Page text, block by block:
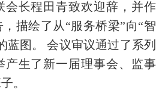
会长程田青致欢迎辞，并作
描绘了从“服务桥梁”向“智
蓝图。 会议审议通过了系列
产生了新一届理事会、监事
。